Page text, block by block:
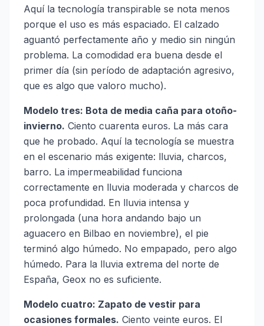
Aquí la tecnología transpirable se nota menos
porque el uso es más espaciado. El calzado
aguantó perfectamente año y medio sin ningún
problema. La comodidad era buena desde el
primer día (sin período de adaptación agresivo,
que es algo que valoro mucho).
Modelo tres: Bota de media caña para otoño-
invierno. Ciento cuarenta euros. La más cara
que he probado. Aquí la tecnología se muestra
en el escenario más exigente: lluvia, charcos,
barro. La impermeabilidad funciona
correctamente en lluvia moderada y charcos de
poca profundidad. En lluvia intensa y
prolongada (una hora andando bajo un
aguacero en Bilbao en noviembre), el pie
terminó algo húmedo. No empapado, pero algo
húmedo. Para la lluvia extrema del norte de
España, Geox no es suficiente.
Modelo cuatro: Zapato de vestir para
ocasiones formales. Ciento veinte euros. El